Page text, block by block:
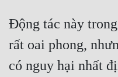
Hệ Thống
Học Đường
Khoa Huyễn
Động tác này
rất oai phong,
có nguy hại nhất